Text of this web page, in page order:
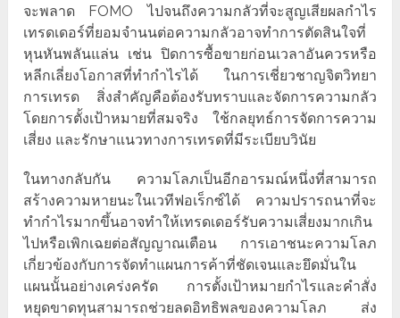
จะพลาด FOMO ไปจนถึงความกลัวที่จะสูญเสียผลกำไร
เทรดเดอร์ที่ยอมจำนนต่อความกลัวอาจทำการตัดสินใจที่
หุนหันพลันแล่น เช่น ปิดการซื้อขายก่อนเวลาอันควรหรือ
หลีกเลี่ยงโอกาสที่ทำกำไรได้ ในการเชี่ยวชาญจิตวิทยา
การเทรด สิ่งสำคัญคือต้องรับทราบและจัดการความกลัว
โดยการตั้งเป้าหมายที่สมจริง ใช้กลยุทธ์การจัดการความ
เสี่ยง และรักษาแนวทางการเทรดที่มีระเบียบวินัย
ในทางกลับกัน ความโลภเป็นอีกอารมณ์หนึ่งที่สามารถ
สร้างความหายนะในเวทีฟอเร็กซ์ได้ ความปรารถนาที่จะ
ทำกำไรมากขึ้นอาจทำให้เทรดเดอร์รับความเสี่ยงมากเกิน
ไปหรือเพิกเฉยต่อสัญญาณเตือน การเอาชนะความโลภ
เกี่ยวข้องกับการจัดทำแผนการค้าที่ชัดเจนและยึดมั่นใน
แผนนั้นอย่างเคร่งครัด การตั้งเป้าหมายกำไรและคำสั่ง
หยุดขาดทุนสามารถช่วยลดอิทธิพลของความโลภ ส่ง